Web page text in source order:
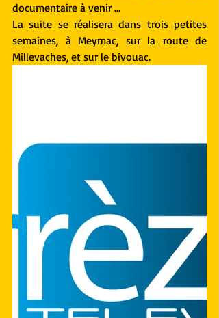
documentaire à venir …
La suite se réalisera dans trois petites
semaines, à Meymac, sur la route de
Millevaches, et sur le bivouac.